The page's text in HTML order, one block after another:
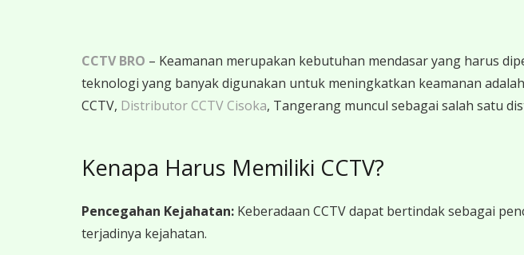
CCTV BRO – Keamanan merupakan kebutuhan mendasar yang harus
teknologi yang banyak digunakan untuk meningkatkan keamanan
CCTV, Distributor CCTV Cisoka, Tangerang muncul sebagai salah satu
Kenapa Harus Memiliki CCTV?
Pencegahan Kejahatan: Keberadaan CCTV dapat bertindak sebagai
terjadinya kejahatan.